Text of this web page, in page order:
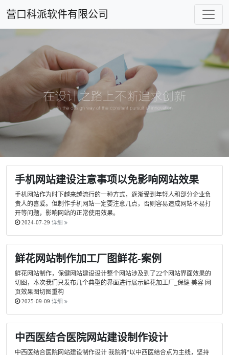
营口科派软件有限公司
手机网站建设注意事项以免影响网站效果
手机网站作为时下越来越流行的一种方式，逐渐受到年轻人和部分企业负
责人的喜爱。但制作手机网站一定要注意几点，否则容易造成网站不易打
开等问题，影响网站的正常使用效果。
2024-07-29 详细
鲜花网站制作加工厂图鲜花-案例
鲜花网站制作，保健网站建设设计整个网站涉及到了22个网站界面效果的
切图，本次我们只发布几个典型的界面进行展示鲜花加工厂_保健 美容 网
页效果图切图重构
2025-09-09 详细
中西医结合医院网站建设制作设计
中西医结合医院网站建设制作设计 我院将“以中西医结合点为主线，坚持